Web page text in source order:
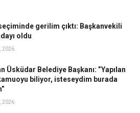
gerilim çıktı: Başkanvekili
oldu
2026
Üsküdar Belediye Başkanı: ”Yapılan
biliyor, isteseydim burada
2026